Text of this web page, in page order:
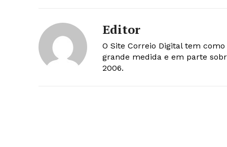
Editor
O Site Correio Digital tem
grande medida e em parte
2006.